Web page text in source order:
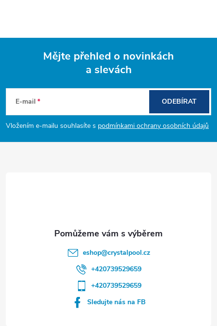
p
a
Mějte přehled o novinkách
a slevách
E-mail
Vložením e-mailu souhlasíte s podmínkami ochrany osobních údajů
ODEBÍRAT
eshop@crystalpool.cz
+420739529659
+420739529659
Sledujte nás na FB